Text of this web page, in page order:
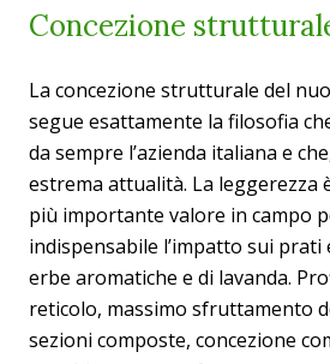
Concezione
La concezione strutturale del
segue esattamente la filosofia
da sempre l’azienda italiana e
estrema attualità. La leggerezza
più importante valore in campo
indispensabile l’impatto sui prati
erbe aromatiche e di lavanda.
reticolo, massimo sfruttamento
sezioni composte, concezione